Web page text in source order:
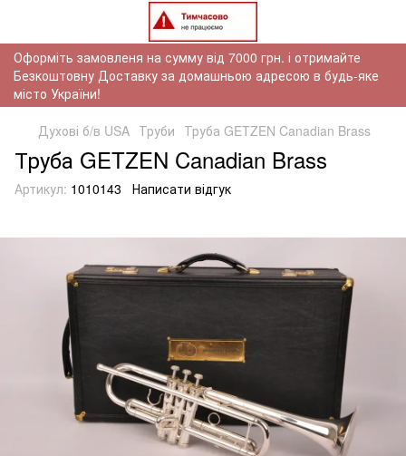
Оформіть замовленя на сумму від 7000 грн. і отримайте
Безкоштовну Доставку за домашньою адресою в будь-яке
місто України!
Духові б/в USA Труби Труба GETZEN Canadian Brass
Труба GETZEN Canadian Brass
Артикул: 1010143 Написати відгук